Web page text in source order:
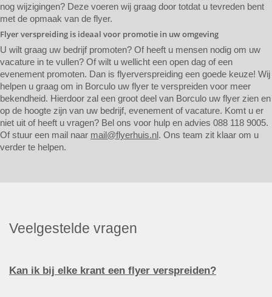
nog wijzigingen? Deze voeren wij graag door totdat u tevreden bent
met de opmaak van de flyer.
Flyer verspreiding is ideaal voor promotie in uw omgeving
U wilt graag uw bedrijf promoten? Of heeft u mensen nodig om uw
vacature in te vullen? Of wilt u wellicht een open dag of een
evenement promoten. Dan is flyerverspreiding een goede keuze! Wij
helpen u graag om in Borculo uw flyer te verspreiden voor meer
bekendheid. Hierdoor zal een groot deel van Borculo uw flyer zien en
op de hoogte zijn van uw bedrijf, evenement of vacature. Komt u er
niet uit of heeft u vragen? Bel ons voor hulp en advies 088 118 9005.
Of stuur een mail naar mail@flyerhuis.nl. Ons team zit klaar om u
verder te helpen.
Veelgestelde vragen
Kan ik bij elke krant een flyer verspreiden?